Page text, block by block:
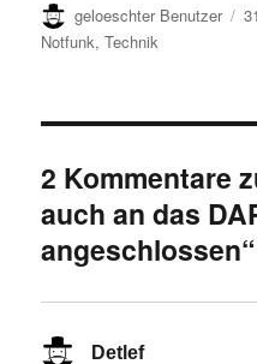
Autor
geloeschter Benutzer
Notfunk,Technik
2 Kommentare
auch an das
angeschlossen“
Detlefsagt: